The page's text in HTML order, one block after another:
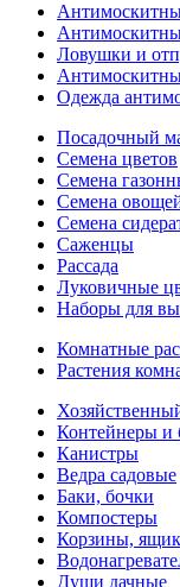
Ловушки и
Одежда
Посадочный
Семена цветов
Семена
Семена
Семена
Саженцы
Рассада
Луковичные
Наборы для
Комнатные
Растения
Контейнеры и
Канистры
Ведра садовые
Баки, бочки
Компостеры
Корзины,
Души дачные